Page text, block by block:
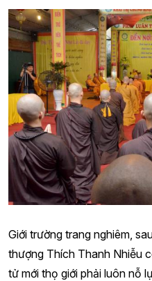
Giới trường trang nghiêm,
thượng Thích Thanh Nhiễu
tử mới thọ giới phải luôn nỗ